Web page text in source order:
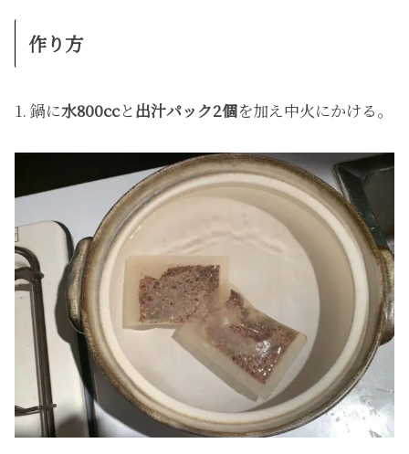
作り方
1. 鍋に水800ccと出汁パック2個を加え中火にかける。